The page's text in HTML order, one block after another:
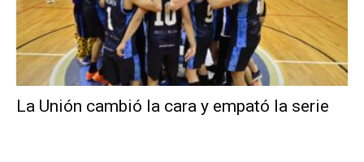
La Unión cambió la cara y empató la serie